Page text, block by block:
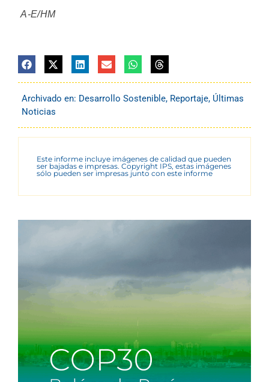
A-E/HM
Archivado en: Desarrollo Sostenible, Reportaje, Últimas
Noticias
Este informe incluye imágenes de calidad que pueden
ser bajadas e impresas. Copyright IPS, estas imágenes
sólo pueden ser impresas junto con este informe